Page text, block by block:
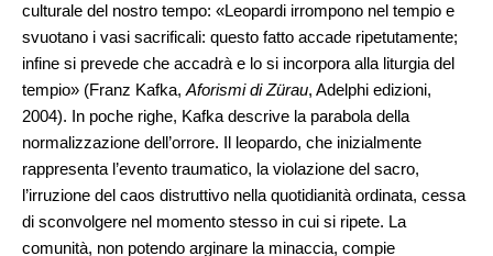
culturale del nostro tempo: «Leopardi irrompono nel tempio e
svuotano i vasi sacrificali: questo fatto accade ripetutamente;
infine si prevede che accadrà e lo si incorpora alla liturgia del
tempio» (Franz Kafka, Aforismi di Zürau, Adelphi edizioni,
2004). In poche righe, Kafka descrive la parabola della
normalizzazione dell’orrore. Il leopardo, che inizialmente
rappresenta l’evento traumatico, la violazione del sacro,
l’irruzione del caos distruttivo nella quotidianità ordinata, cessa
di sconvolgere nel momento stesso in cui si ripete. La
comunità, non potendo arginare la minaccia, compie